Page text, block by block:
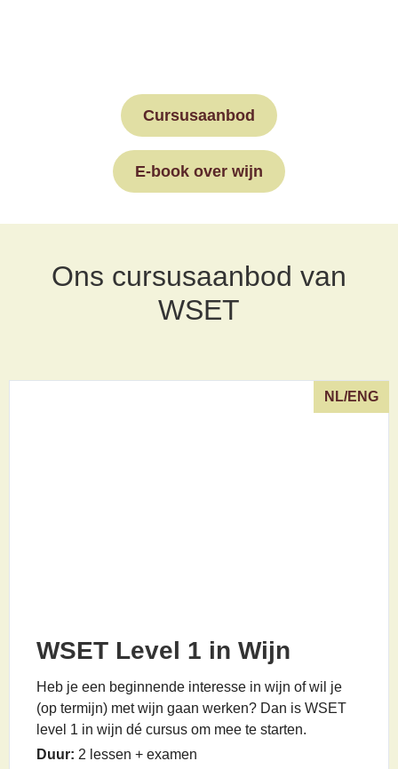
Cursusaanbod
E-book over wijn
Ons cursusaanbod van
WSET
NL/ENG
WSET Level 1 in Wijn
Heb je een beginnende interesse in wijn of wil je
(op termijn) met wijn gaan werken? Dan is WSET
level 1 in wijn dé cursus om mee te starten.
Duur: 2 lessen + examen